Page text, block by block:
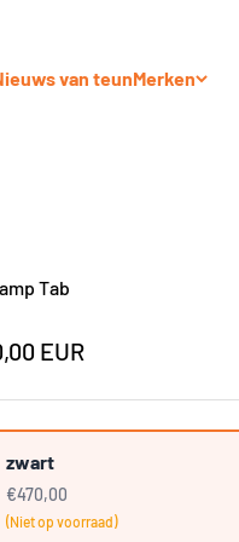
van teunMerken
Tab
EUR
zwart
€470,00
(Niet op voorraad)